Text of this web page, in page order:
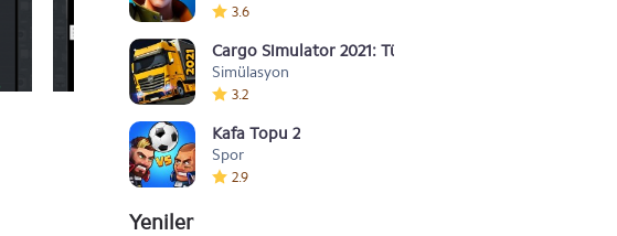
3.6
Cargo Simulator 2021: Türkiye
Simülasyon
3.2
Kafa Topu 2
Spor
2.9
Yeniler